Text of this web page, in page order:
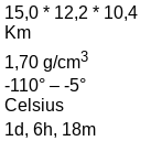
15,0 * 12,2 * 10,4
Km
1,70 g/cm3
-110° – -5°
Celsius
1d, 6h, 18m